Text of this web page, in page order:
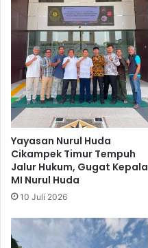
Yayasan Nurul Huda
Cikampek Timur Tempuh
Jalur Hukum, Gugat Kepala
MI Nurul Huda
10 Juli 2026